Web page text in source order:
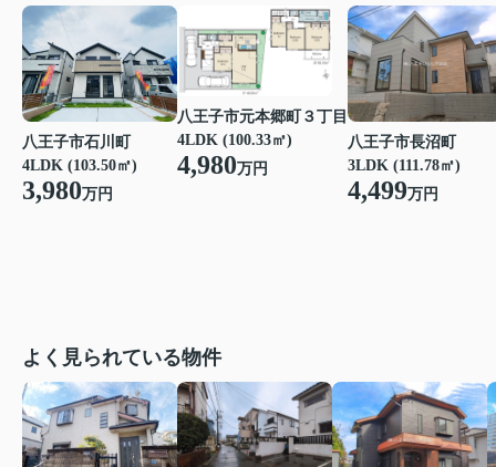
八王子市石川町
4LDK (103.50㎡)
3,980万円
八王子市元本郷町３丁目
4LDK (100.33㎡)
4,980万円
八王子市長沼町
3LDK (111.78㎡)
4,499万円
よく見られている物件